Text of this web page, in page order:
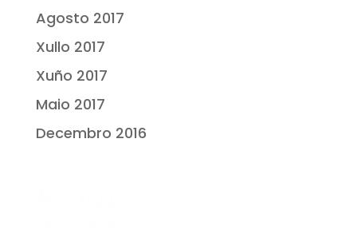
Agosto 2017
Xullo 2017
Xuño 2017
Maio 2017
Decembro 2016